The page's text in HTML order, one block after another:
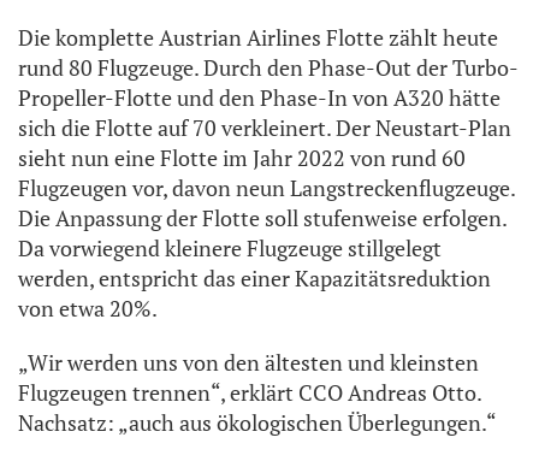
Die komplette Austrian Airlines Flotte zählt heute
rund 80 Flugzeuge. Durch den Phase-Out der Turbo-
Propeller-Flotte und den Phase-In von A320 hätte
sich die Flotte auf 70 verkleinert. Der Neustart-Plan
sieht nun eine Flotte im Jahr 2022 von rund 60
Flugzeugen vor, davon neun Langstreckenflugzeuge.
Die Anpassung der Flotte soll stufenweise erfolgen.
Da vorwiegend kleinere Flugzeuge stillgelegt
werden, entspricht das einer Kapazitätsreduktion
von etwa 20%.
„Wir werden uns von den ältesten und kleinsten
Flugzeugen trennen“, erklärt CCO Andreas Otto.
Nachsatz: „auch aus ökologischen Überlegungen.“